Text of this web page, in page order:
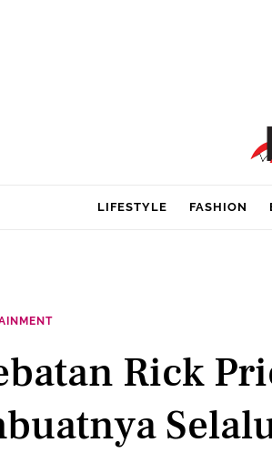
LIFESTYLE FASHION
Rick